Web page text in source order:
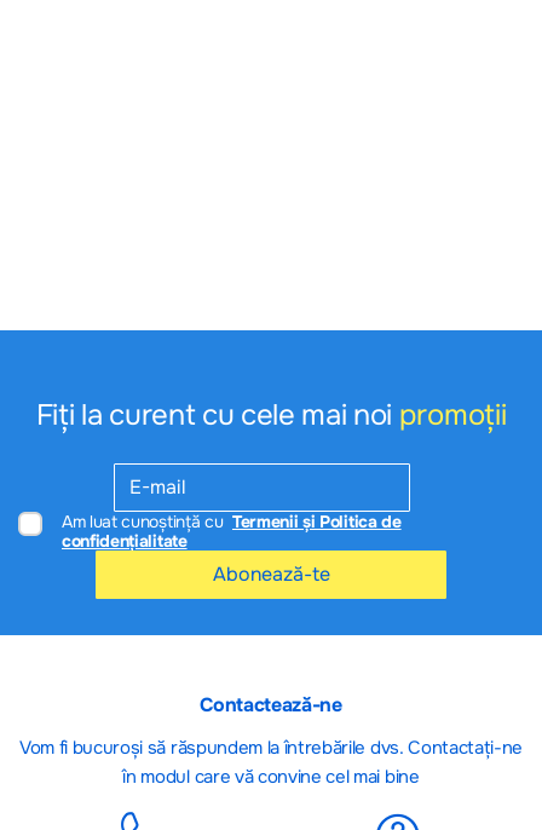
Fiți la curent cu cele mai noi promoții
Am luat cunoștință cu Termenii și Politica de
confidențialitate
Abonează-te
Contactează-ne
Vom fi bucuroși să răspundem la întrebările dvs. Contactați-ne
în modul care vă convine cel mai bine